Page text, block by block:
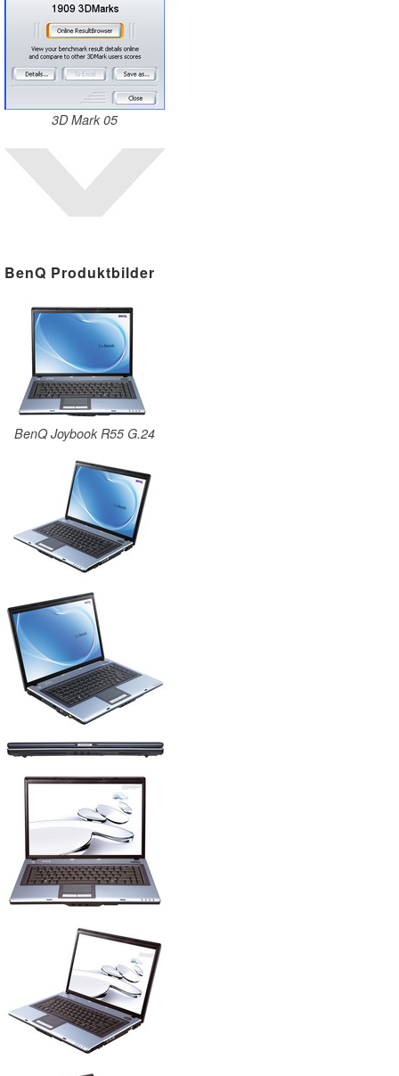
3D Mark 05
BenQ Produktbilder
BenQ Joybook R55 G.24